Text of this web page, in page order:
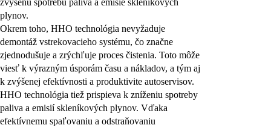
zvýšenú spotrebu paliva a emisie skleníkových
plynov.
Okrem toho, HHO technológia nevyžaduje
demontáž vstrekovacieho systému, čo značne
zjednodušuje a zrýchľuje proces čistenia. Toto môže
viesť k výrazným úsporám času a nákladov, a tým aj
k zvýšenej efektívnosti a produktivite autoservisov.
HHO technológia tiež prispieva k zníženiu spotreby
paliva a emisií skleníkových plynov. Vďaka
efektívnemu spaľovaniu a odstraňovaniu